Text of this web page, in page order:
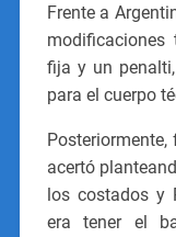
Frente a
fija y un
para el cuerpo
acertó
los costados y
era tener el